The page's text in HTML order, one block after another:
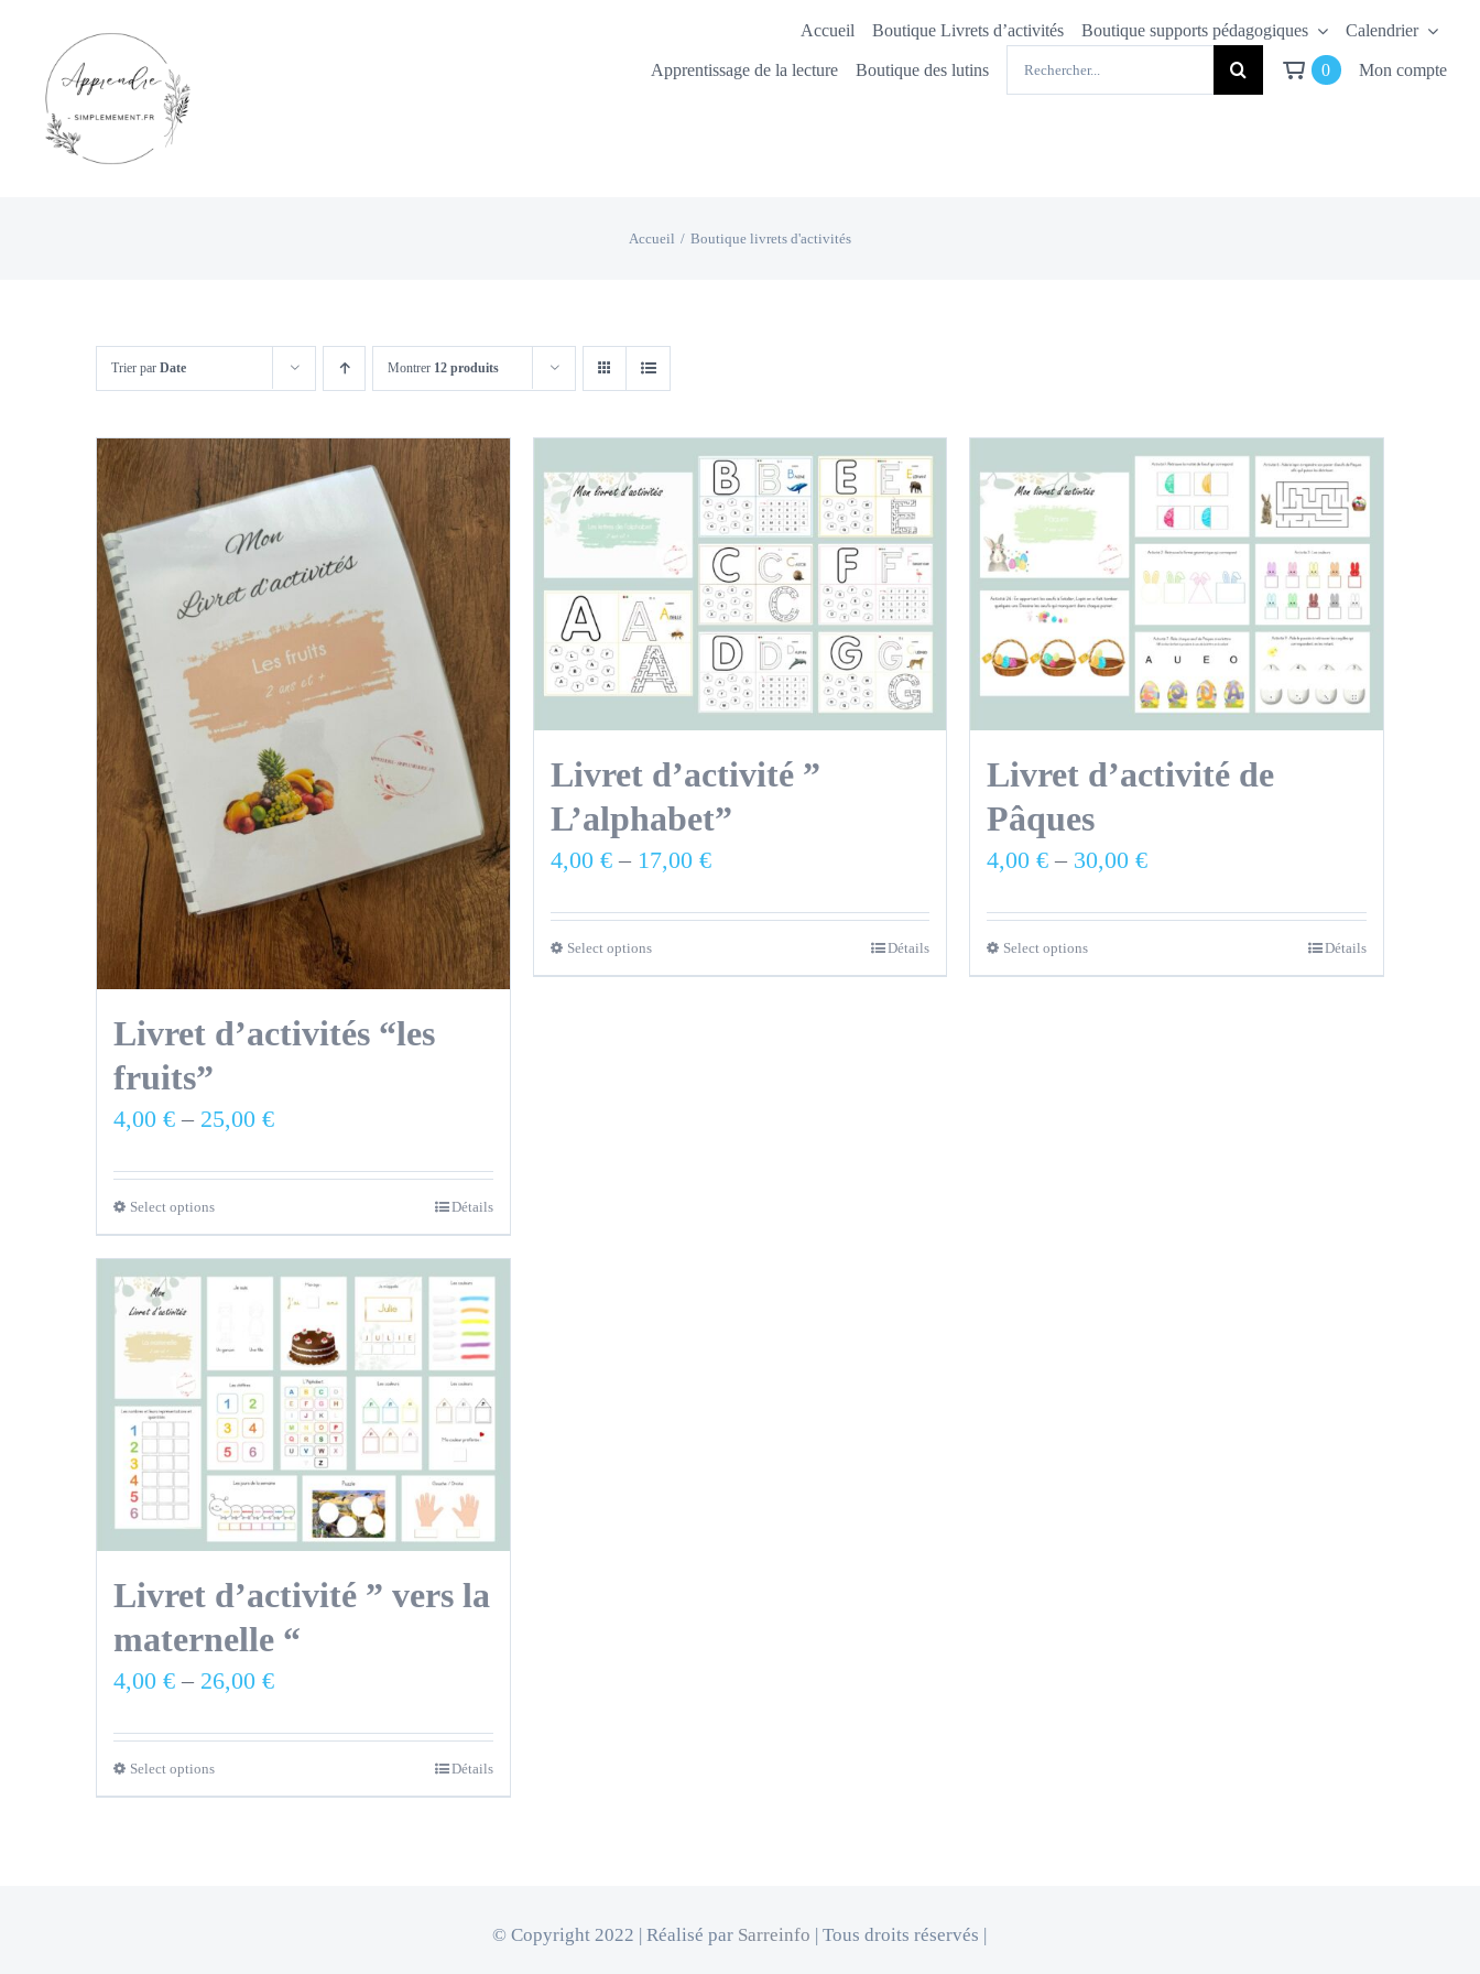
contenu
Accueil Boutique Livrets d’activités Boutique supports pédagogiques Calendrier
Apprentissage de la lecture Boutique des lutins 0 Mon compte
Accueil Boutique livrets d'activités
Trier par Date Montrer 12 produits
Livret d’activités “les
fruits”
4,00 € – 25,00 €
Select options Détails
Livret d’activité ”
L’alphabet”
4,00 €– 17,00 €
Select options Détails
Livret d’activité de
Pâques
4,00€ – 30,00€
Select options Détails
Livret d’activité ” vers la
maternelle “
4,00 € – 26,00 €
Select options Détails
© Copyright 2022 | Réalisé par Sarreinfo | Tous droits réservés |